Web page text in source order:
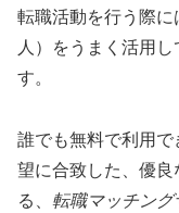
転職活動を行う際
人）をうまく活用
す。
誰でも無料で利用
望に合致した、優
る、 転職マッチング